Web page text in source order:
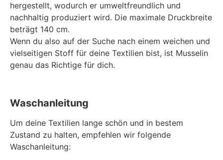
hergestellt, wodurch er umweltfreundlich und
nachhaltig produziert wird. Die maximale Druckbreite
beträgt 140 cm.
Wenn du also auf der Suche nach einem weichen und
vielseitigen Stoff für deine Textilien bist, ist Musselin
genau das Richtige für dich.
Waschanleitung
Um deine Textilien lange schön und in bestem
Zustand zu halten, empfehlen wir folgende
Waschanleitung: